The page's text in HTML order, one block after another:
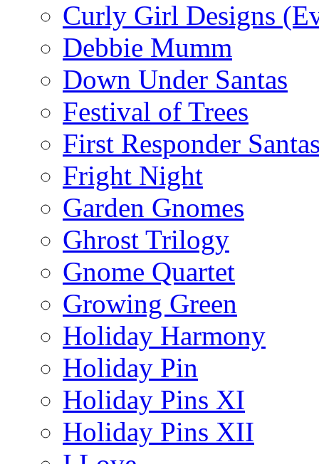
Curly Girl Designs
Debbie Mumm
Down Under Santas
Festival of Trees
First Responder
Fright Night
Garden Gnomes
Ghrost Trilogy
Gnome Quartet
Growing Green
Holiday Harmony
Holiday Pin
Holiday Pins XI
Holiday Pins XII